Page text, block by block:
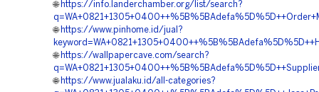
🌐 https://info.landerchamber.org/list/search?
🌐 https://www.pinhome.id/jual?
🌐 https://wallpapercave.com/search?
🌐 https://www.jualaku.id/all-categories?